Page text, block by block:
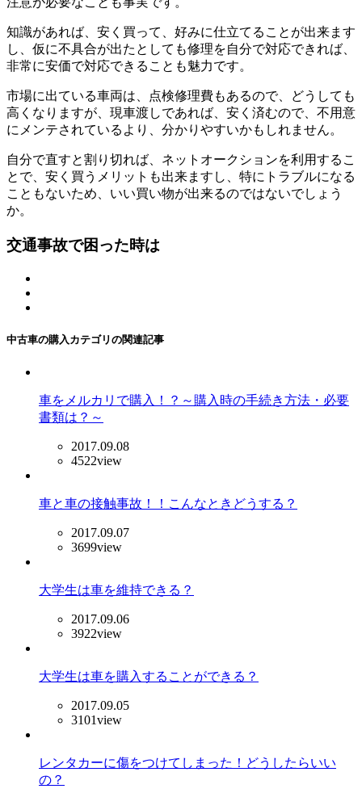
知識があれば、安く買って、好みに仕立てることが出来ます
し、仮に不具合が出たとしても修理を自分で対応できれば、
非常に安価で対応できることも魅力です。
市場に出ている車両は、点検修理費もあるので、どうしても
高くなりますが、現車渡しであれば、安く済むので、不用意
にメンテされているより、分かりやすいかもしれません。
自分で直すと割り切れば、ネットオークションを利用するこ
とで、安く買うメリットも出来ますし、特にトラブルになる
こともないため、いい買い物が出来るのではないでしょう
か。
交通事故で困った時は
中古車の購入カテゴリの関連記事
車をメルカリで購入！？～購入時の手続き方法・必要
書類は？～
2017.09.08
4522view
車と車の接触事故！！こんなときどうする？
2017.09.07
3699view
大学生は車を維持できる？
2017.09.06
3922view
大学生は車を購入することができる？
2017.09.05
3101view
レンタカーに傷をつけてしまった！どうしたらいい
の？